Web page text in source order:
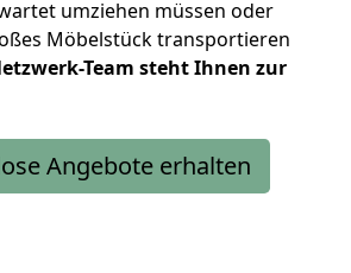
umziehen müssen oder
Möbelstück transportieren
Team steht Ihnen zur
Angebote erhalten